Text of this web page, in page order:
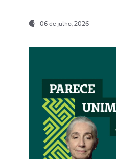
06 de julho, 2026